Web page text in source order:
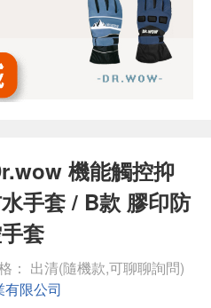
機能觸控抑
手套 / B款 膠印防
套
： 出清(隨機款,可聊聊詢問)
限公司